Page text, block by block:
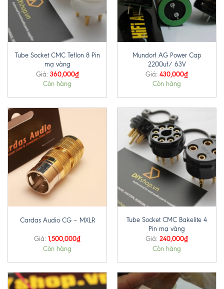
Tube Socket CMC Teflon 8 Pin
mạ vàng
Giá: 360,000₫
Còn hàng
Mundorf AG Power Cap
2200uf/ 63V
Giá: 430,000₫
Còn hàng
Cardas Audio CG – MXLR
Giá: 1,500,000₫
Còn hàng
Tube Socket CMC Bakelite 4
Pin mạ vàng
Giá: 240,000₫
Còn hàng